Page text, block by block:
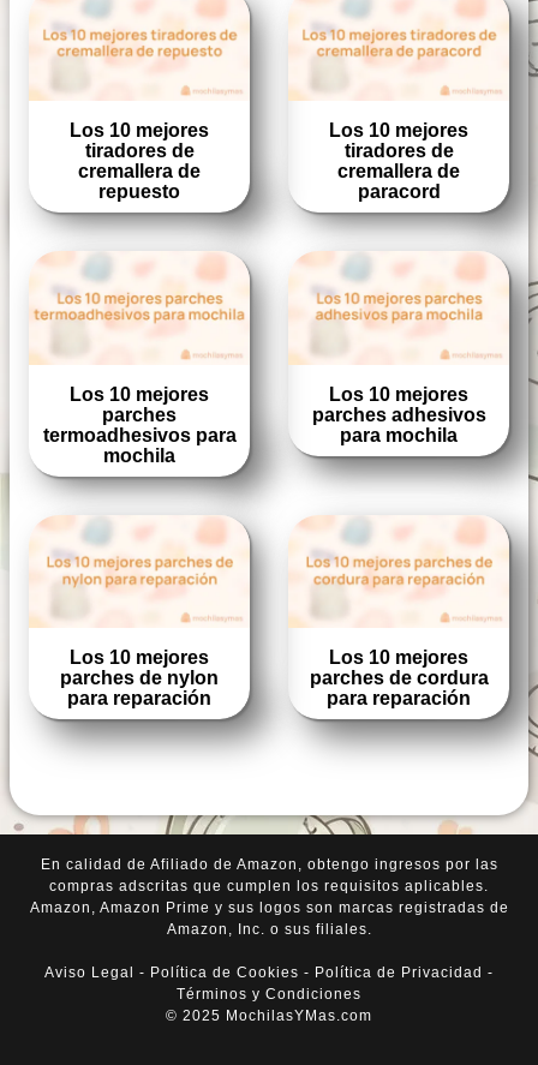
Los 10 mejores
tiradores de
cremallera de
repuesto
Los 10 mejores
tiradores de
cremallera de
paracord
Los 10 mejores
parches
termoadhesivos para
mochila
Los 10 mejores
parches adhesivos
para mochila
Los 10 mejores
parches de nylon
para reparación
Los 10 mejores
parches de cordura
para reparación
En calidad de Afiliado de Amazon, obtengo ingresos por las
compras adscritas que cumplen los requisitos aplicables.
Amazon, Amazon Prime y sus logos son marcas registradas de
Amazon, Inc. o sus filiales.
Aviso Legal - Política de Cookies - Política de Privacidad -
Términos y Condiciones
© 2025 MochilasYMas.com